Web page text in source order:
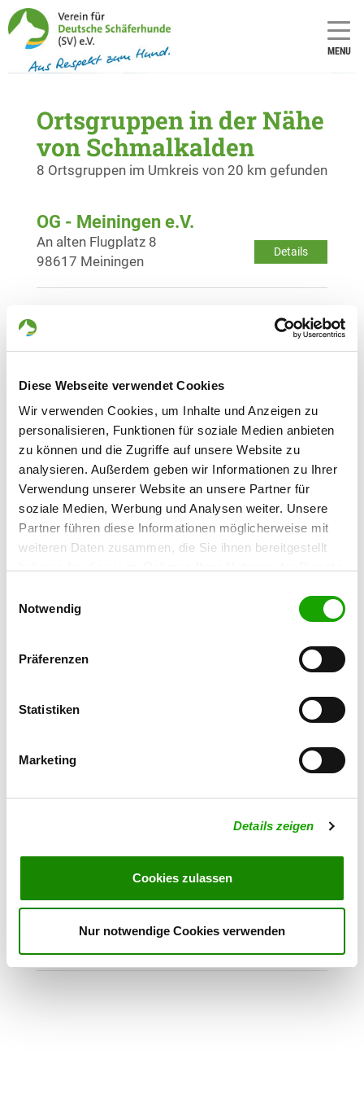
Diese Webseite verwendet Cookies
Wir verwenden Cookies, um Inhalte und Anzeigen zu
personalisieren, Funktionen für soziale Medien anbieten
zu können und die Zugriffe auf unsere Website zu
analysieren. Außerdem geben wir Informationen zu Ihrer
Verwendung unserer Website an unsere Partner für
soziale Medien, Werbung und Analysen weiter. Unsere
Partner führen diese Informationen möglicherweise mit
weiteren Daten zusammen, die Sie ihnen bereitgestellt
Cookies, wenn Sie unsere Webseite weiterhin nutzen.
Notwendig
Präferenzen
Statistiken
Marketing
Details zeigen
Cookies zulassen
Nur notwendige Cookies verwenden
MENU
Ortsgruppen in der Nähe
von Schmalkalden
8 Ortsgruppen im Umkreis von 20 km gefunden
OG - Meiningen e.V.
Details
An alten Flugplatz 8
98617 Meiningen
Details
99891 Tabarz
OG - Zella-Mehlis "Am Finkenhügel"
e.V.
Details
Am Finkenhügel
98544 Zella-Mehlis
OG - Roßdorf/Rhön
Details
Am Park 5
98590 Rossdorf/Rhön
OG - Brotterode
OG - Schmalkalden e.V.
OG - Struth-Helmershof "Am
OG - Immelborn
Details
Am Sportplatz 1